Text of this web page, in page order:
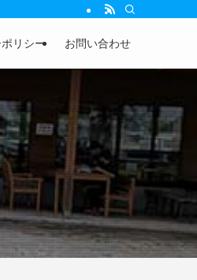
リシー お問い合わせ